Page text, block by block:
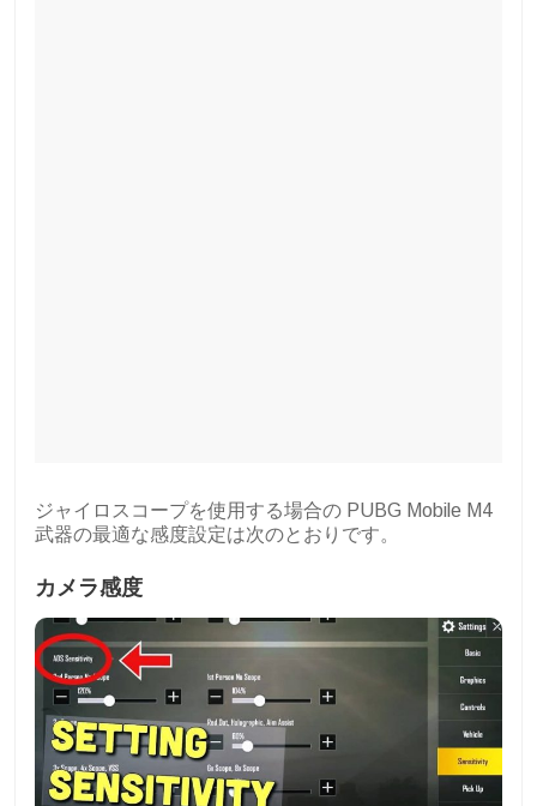
ジャイロスコープを使用する場合の PUBG Mobile M4
武器の最適な感度設定は次のとおりです。
カメラ感度